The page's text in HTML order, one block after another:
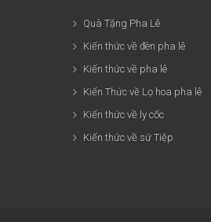
Quà Tặng Pha Lê
Kiến thức về đèn pha lê
Kiến thức về pha lê
Kiến Thức về Lọ hoa pha lê
Kiến thức về ly cốc
Kiến thức về sứ Tiệp